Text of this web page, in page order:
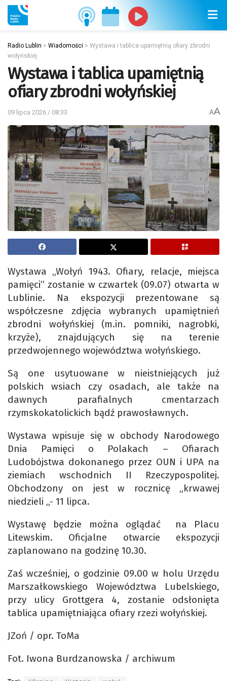
Radio Lublin > Wiadomości > Wystawa i tablica upamiętnią ofiary zbrodni
wołyńskiej
Wystawa i tablica upamiętnią
ofiary zbrodni wołyńskiej
09 lipca 2026 / 08:33 AA
Wystawa „Wołyń 1943. Ofiary, relacje, miejsca
pamięci” zostanie w czwartek (09.07) otwarta w
Lublinie. Na ekspozycji prezentowane są
współczesne zdjęcia wybranych upamiętnień
zbrodni wołyńskiej (m.in. pomniki, nagrobki,
krzyże), znajdujących się na terenie
przedwojennego województwa wołyńskiego.
Są one usytuowane w nieistniejących już
polskich wsiach czy osadach, ale także na
dawnych parafialnych cmentarzach
rzymskokatolickich bądź prawosławnych.
Wystawa wpisuje się w obchody Narodowego
Dnia Pamięci o Polakach – Ofiarach
Ludobójstwa dokonanego przez OUN i UPA na
ziemiach wschodnich II Rzeczypospolitej.
Obchodzony on jest w rocznicę „krwawej
niedzieli „- 11 lipca.
Wystawę będzie można oglądać na Placu
Litewskim. Oficjalne otwarcie ekspozycji
zaplanowano na godzinę 10.30.
Zaś wcześniej, o godzinie 09.00 w holu Urzędu
Marszałkowskiego Województwa Lubelskiego,
przy ulicy Grottgera 4, zostanie odsłonięta
tablica upamiętniająca ofiary rzezi wołyńskiej.
JZoń / opr. ToMa
Fot. Iwona Burdzanowska / archiwum